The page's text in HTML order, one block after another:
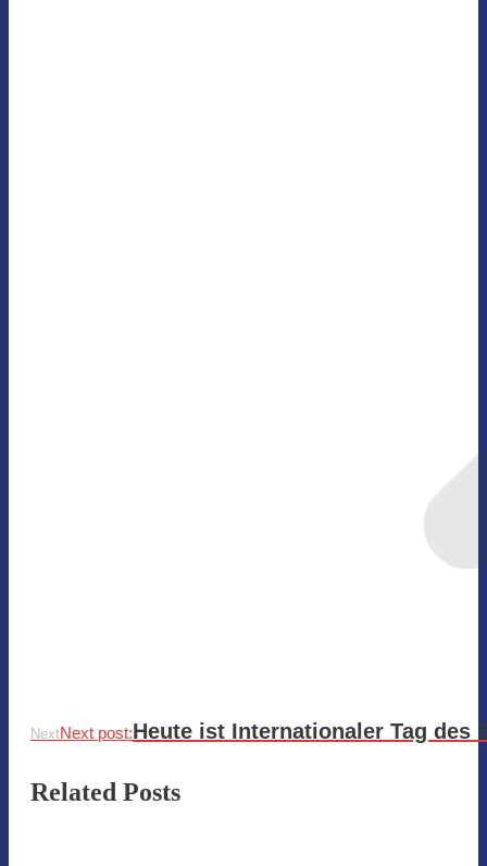
NextNext post:Heute ist Internationaler Tag des
Related Posts